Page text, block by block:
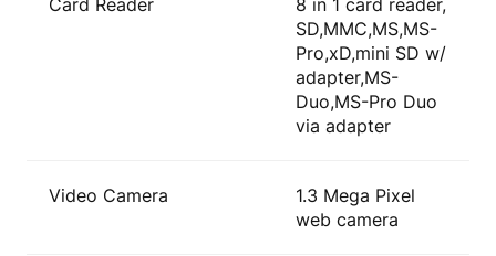
SD,MMC,MS,MS-
Pro,xD,mini SD w/
adapter,MS-
Duo,MS-Pro Duo
via adapter
Video Camera
1.3 Mega Pixel
web camera